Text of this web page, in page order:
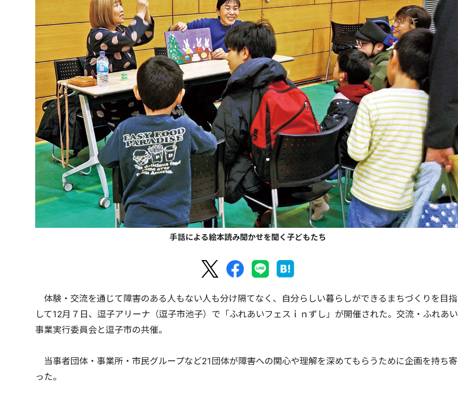
手話による絵本読み聞かせを聞く子どもたち
体験・交流を通じて障害のある人もない人も分け隔てなく、自分らしい暮らしができるまちづくりを目指
して12月７日、逗子アリーナ（逗子市池子）で「ふれあいフェスｉｎずし」が開催された。交流・ふれあい
事業実行委員会と逗子市の共催。
当事者団体・事業所・市民グループなど21団体が障害への関心や理解を深めてもらうために企画を持ち寄
った。